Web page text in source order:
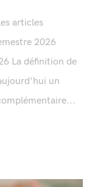
articles
2026
La définition de
un